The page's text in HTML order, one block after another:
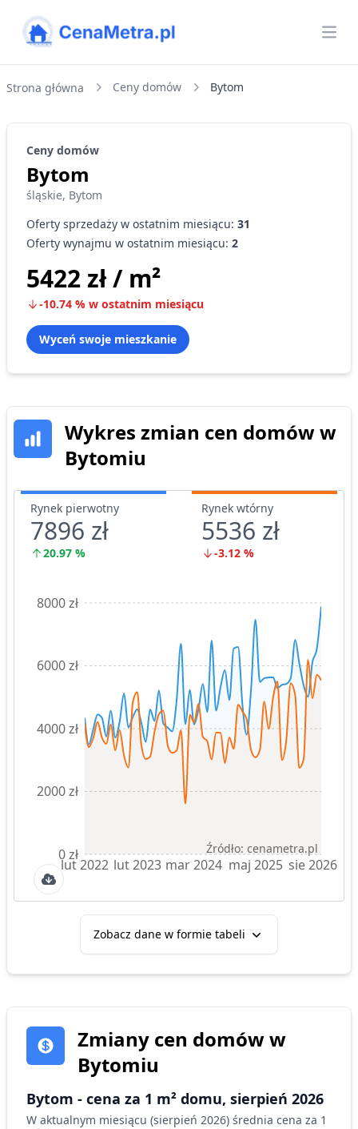
CenaMetra
Strona główna Ceny domów Bytom
Ceny domów
Bytom
śląskie, Bytom
Oferty sprzedaży w ostatnim miesiącu: 31
Oferty wynajmu w ostatnim miesiącu: 2
5422 zł/ m²
-10.74 % w ostatnim miesiącu
Wyceń swoje mieszkanie
Wykres zmian cen domóww
Bytomiu
Rynek pierwotny
7896 zł
20.97 %
Rynek wtórny
5536 zł
-3.12 %
lut 2022 lut 2023 mar 2024 maj 2025 sie 2026
0 zł
2000 zł
4000 zł
6000 zł
8000 zł
Źródło: cenametra.pl
Zobacz dane w formie tabeli
Zmiany cen domóww
Bytomiu
Bytom - cena za 1 m² domu, sierpień 2026
W aktualnym miesiącu (sierpień 2026) średnia cena za 1